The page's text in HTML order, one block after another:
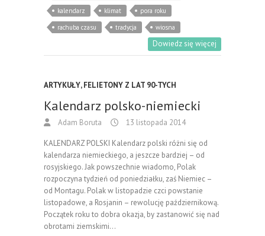
kalendarz
klimat
pora roku
rachuba czasu
tradycja wiosna
Dowiedz się więcej
ARTYKUŁY,FELIETONY Z LAT 90-TYCH
Kalendarz polsko-niemiecki
Adam Boruta 13 listopada 2014
KALENDARZ POLSKI Kalendarz polski różni się od
kalendarza niemieckiego, a jeszcze bardziej – od
rosyjskiego. Jak powszechnie wiadomo, Polak
rozpoczyna tydzień od poniedziałku, zaś Niemiec –
od Montagu. Polak w listopadzie czci powstanie
listopadowe, a Rosjanin – rewolucję październikową.
Początek roku to dobra okazja, by zastanowić się nad
obrotami ziemskimi…